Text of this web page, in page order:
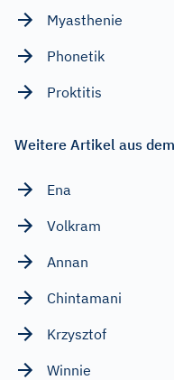
Myasthenie
Phonetik
Proktitis
Weitere Artikel aus
Ena
Volkram
Annan
Chintamani
Krzysztof
Winnie